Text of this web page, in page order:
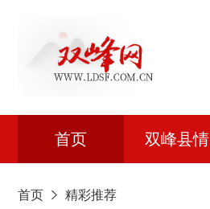
首页 双峰县情
首页 精彩推荐